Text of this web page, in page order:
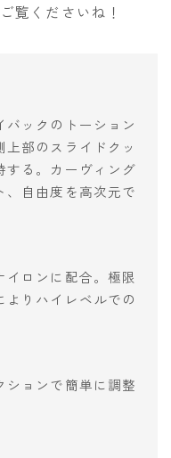
覧くださいね！
ックのトーション
部のスライドクッ
する。カーヴィング
、自由度を高次元で
ロンに配合。極限
よりハイレベルでの
ョンで簡単に調整